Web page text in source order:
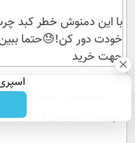
کن
با این دمنوش خطر کبد
خودت دور کن!😓حتما
جهت خرید
عصر ایران۲
آب و هوا